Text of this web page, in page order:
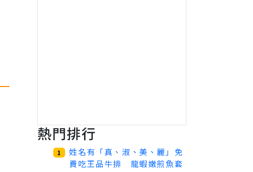
熱門排行
1
姓名有「真、淑、美、麗」免
費吃王品牛排 龍蝦嫩煎魚套